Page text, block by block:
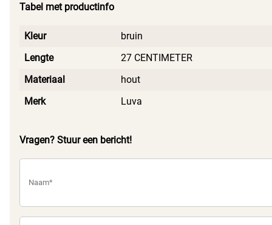
ziet er altijd fris en verzorgd uit. Bestel vandaag nog via
Massamarkt en ervaar zelf het gemak van deze handige
Tabel met productinfo
Kleur
bruin
Lengte
27 CENTIMETER
Materiaal
hout
Merk
Luva
Vragen? Stuur een bericht!